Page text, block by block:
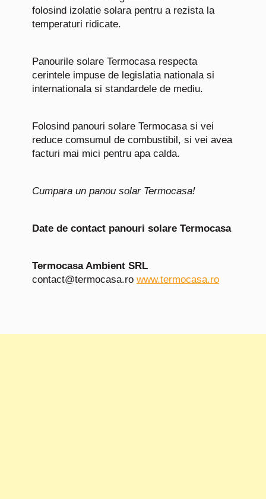
folosind izolatie solara pentru a rezista la
temperaturi ridicate.
Panourile solare Termocasa respecta
cerintele impuse de legislatia nationala si
internationala si standardele de mediu.
Folosind panouri solare Termocasa si vei
reduce comsumul de combustibil, si vei avea
facturi mai mici pentru apa calda.
Cumpara un panou solar Termocasa!
Date de contact panouri solare Termocasa
Termocasa Ambient SRL
contact@termocasa.ro www.termocasa.ro